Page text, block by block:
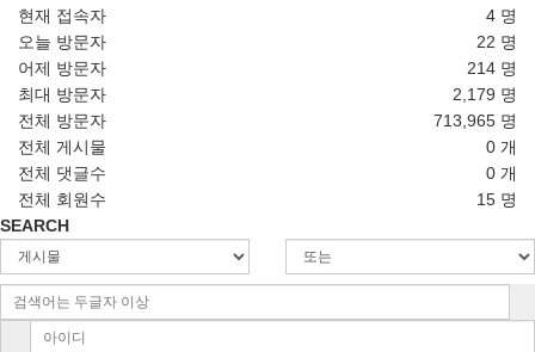
4 명
현재 접속자
22 명
오늘 방문자
214 명
어제 방문자
2,179 명
최대 방문자
713,965 명
전체 방문자
0 개
전체 게시물
0 개
전체 댓글수
15 명
전체 회원수
SEARCH